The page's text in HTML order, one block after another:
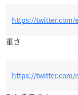
https://twitter.com/
重さ
https://twitter.com/